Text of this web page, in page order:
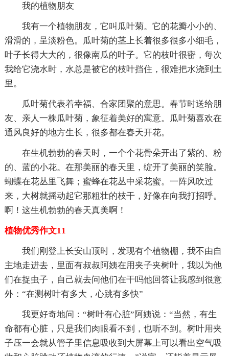
我的植物朋友
我有一个植物朋友，它叫瓜叶菊。它的花瓣小小的、
滑滑的，呈淡粉色。瓜叶菊的茎上长着很多很多小细毛，
叶子长得大大的，很像南瓜的叶子。它的枝叶很密，每次
我给它浇水时，水总是被它的枝叶挡住，很难把水浇到土
里。
瓜叶菊代表着幸福、合家团聚的意思。春节时送给朋
友、亲人一株瓜叶菊，象征着美好的寓意。瓜叶菊喜欢在
通风良好的地方生长，很多都在春天开花。
在生机勃勃的春天时，一个个花骨朵开出了紫的、粉
的、蓝的小花。在那美丽的春天里，绽开了美丽的笑脸。
蝴蝶在花丛里飞舞；蜜蜂在花丛中采花蜜。一阵风吹过
来，大树就摇动起它那粗壮的枝干，好像在向我打招呼。
啊！这生机勃勃的春天真美啊！
植物优秀作文11
我们刚登上长安山顶时，发现有个植物棚，我不由自
主地走进去，里面有叔叔阿姨在用夹子夹树叶，我以为他
们在捉虫子，自己就去问他们在干吗他回答让我感到很意
外：“在测树叶有多大，心跳有多快”
我更好奇地问：“树叶有心脏”阿姨说：“当然，有生
命都有心脏，只是我们肉眼看不到，也听不到。树叶用夹
子压一会就从管子里信息吸收到大屏幕上可以看出空气吸